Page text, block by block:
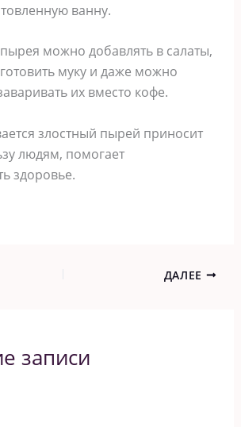
ванну.
можно добавлять в салаты,
муку и даже можно
их вместо кофе.
злостный пырей приносит
людям, помогает
здоровье.
ДАЛЕЕ
записи